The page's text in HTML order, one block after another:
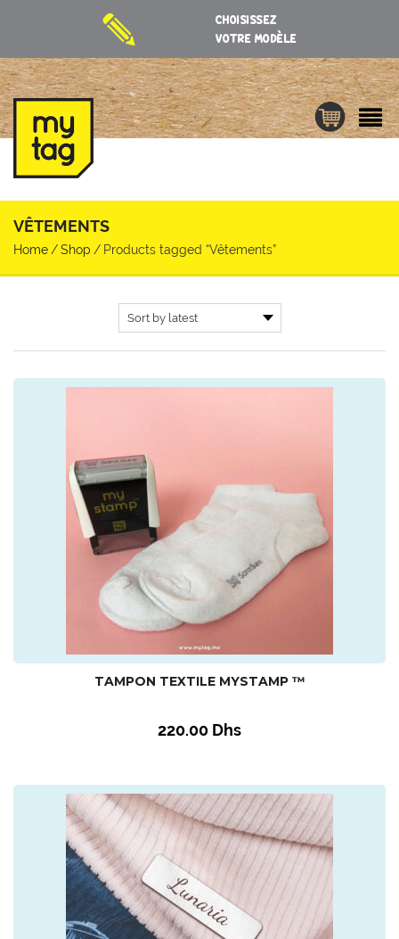
CHOISISSEZ
VOTRE MODÈLE
VÊTEMENTS
Home /Shop / Products tagged “Vêtements”
TAMPON TEXTILE MYSTAMP ™
220.00 Dhs